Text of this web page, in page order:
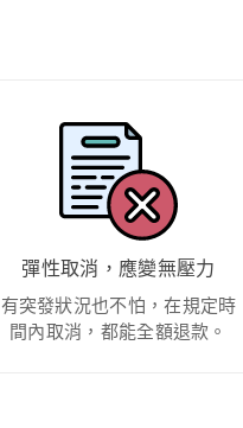
彈性取消，應變無壓力
有突發狀況也不怕，在規定時
間內取消，都能全額退款。